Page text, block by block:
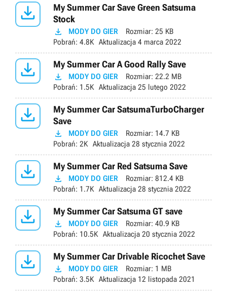

My Summer Car Save Green Satsuma
Stock
 MODY DO GIER Rozmiar: 25 KB
Pobrań: 4.8K Aktualizacja 4 marca 2022
 My Summer Car A Good Rally Save
 MODY DO GIER Rozmiar: 22.2 MB
Pobrań: 1.5K Aktualizacja 25 lutego 2022

My Summer Car SatsumaTurboCharger
Save
 MODY DO GIER Rozmiar: 14.7 KB
Pobrań: 2K Aktualizacja 28 stycznia 2022
 My Summer Car Red Satsuma Save
 MODY DO GIER Rozmiar: 812.4 KB
Pobrań: 1.7K Aktualizacja 28 stycznia 2022
 My Summer Car Satsuma GT save
 MODY DO GIER Rozmiar: 40.9 KB
Pobrań: 10.5K Aktualizacja 20 stycznia 2022
 My Summer Car Drivable Ricochet Save
 MODY DO GIER Rozmiar: 1 MB
Pobrań: 3.5K Aktualizacja 12 listopada 2021